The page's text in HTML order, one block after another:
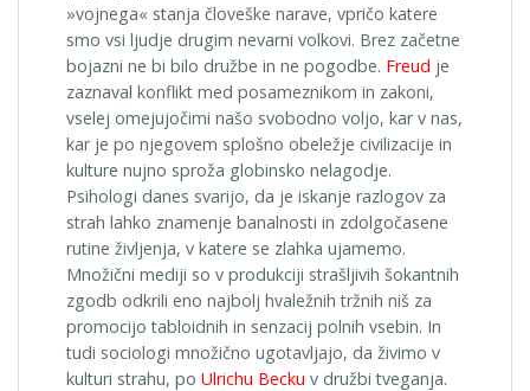
»vojnega« stanja človeške narave, vpričo katere
smo vsi ljudje drugim nevarni volkovi. Brez začetne
bojazni ne bi bilo družbe in ne pogodbe. Freud je
zaznaval konflikt med posameznikom in zakoni,
vselej omejujočimi našo svobodno voljo, kar v nas,
kar je po njegovem splošno obeležje civilizacije in
kulture nujno sproža globinsko nelagodje.
Psihologi danes svarijo, da je iskanje razlogov za
strah lahko znamenje banalnosti in zdolgočasene
rutine življenja, v katere se zlahka ujamemo.
Množični mediji so v produkciji strašljivih šokantnih
zgodb odkrili eno najbolj hvaležnih tržnih niš za
promocijo tabloidnih in senzacij polnih vsebin. In
tudi sociologi množično ugotavljajo, da živimo v
kulturi strahu, po Ulrichu Becku v družbi tveganja.